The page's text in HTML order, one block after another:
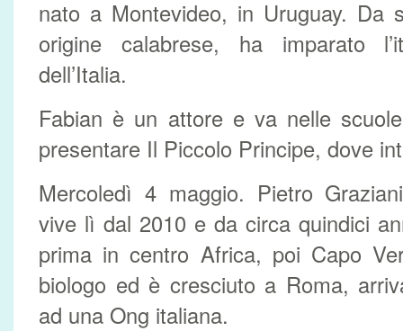
nato a Montevideo, in Uruguay. Da
origine calabrese, ha imparato
dell’Italia.
Fabian è un attore e va nelle
presentare Il Piccolo Principe, dove
Mercoledì 4 maggio. Pietro
vive lì dal 2010 e da circa quindici
prima in centro Africa, poi Capo
biologo ed è cresciuto a Roma,
ad una Ong italiana.